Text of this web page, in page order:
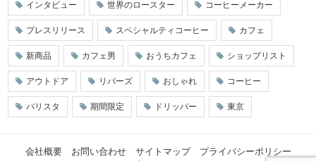
インタビュー 世界のロースター コーヒーメーカー
プレスリリース スペシャルティコーヒー カフェ
新商品 カフェ男 おうちカフェ ショップリスト
アウトドア リバーズ おしゃれ コーヒー
バリスタ 期間限定 ドリッパー 東京
会社概要 お問い合わせ サイトマップ
プライバシーポリシー